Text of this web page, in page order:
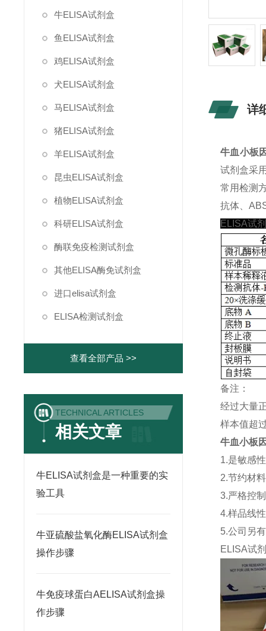
牛ELISA试剂盒
鱼ELISA试剂盒
鸡ELISA试剂盒
犬ELISA试剂盒
马ELISA试剂盒
猪ELISA试剂盒
羊ELISA试剂盒
昆虫ELISA试剂盒
植物ELISA试剂盒
科研ELISA试剂盒
酶联免疫检测试剂盒
其他ELISA酶免试剂盒
进口elisa试剂盒
ELISA检测试剂盒
查看全部产品 >>
TECHNICAL ARTICLES
相关文章
牛ELISA试剂盒是一种重要的实
验工具
牛亚硫酸盐氧化酶ELISA试剂盒
操作步骤
牛免疫球蛋白AELISA试剂盒操
作步骤
详
牛血小板
试剂盒采
常用检测
抗体、
ELISA试
备注：
经过大量
样本值超
牛血小板
1.是敏感
2.节约材
3.严格控
4.样品线
5.公司另
ELISA试